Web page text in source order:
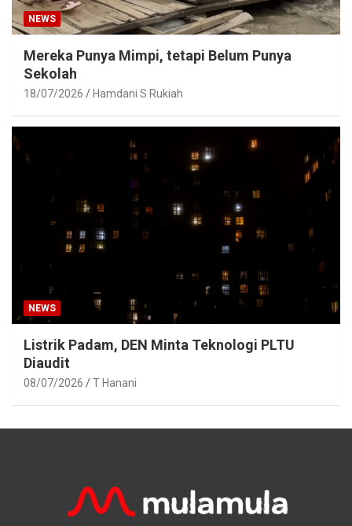
NEWS
Mereka Punya Mimpi, tetapi Belum Punya
Sekolah
18/07/2026 Hamdani S Rukiah
NEWS
Listrik Padam, DEN Minta Teknologi PLTU
Diaudit
08/07/2026 T Hanani